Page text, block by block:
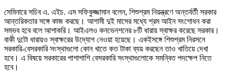
সেমিনারে সচিব এ. এইচ. এম সফিকুজ্জামান বলেন, শিশুশ্রম নিয়ন্ত্রণে অন্তর্বর্তী সরকার
আন্তরিকতার সঙ্গে কাজ করছে। আগামী দুই মাসের মধ্যে শ্রম আইন সংশোধন করা
সম্ভব হবে বলে আশাকরি। আইএলও কনভেনশনের ৮টি ধারায় স্বাক্ষর করেছে সরকার।
বাকী দুটো ধারায়ও স্বাক্ষরের উদ্যোগ নেওয়া হয়েছে। একইসঙ্গে শিশুশ্রম নিরসনে
সরকারি-বেসরকারি সংস্থাগুলো কোন খাতে কত টাকা ব্যয় করছেন তাও খাতিয়ে দেখা
হবে। এ বিষয়ে সরকারের পাশাপাশি বেসরকারি সংস্থাগুলোকে সমন্বিত পদক্ষেপ নিতে
হবে।